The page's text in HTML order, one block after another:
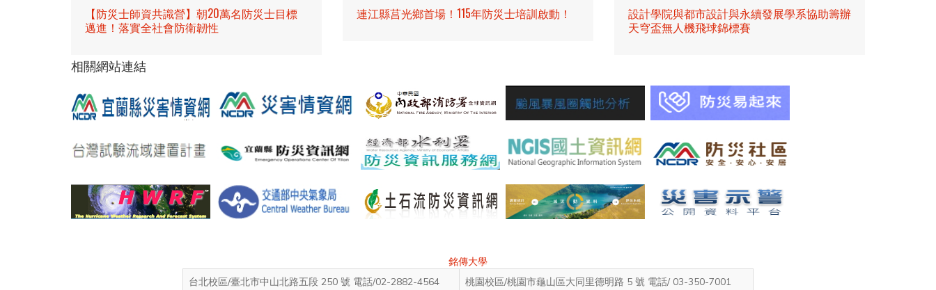
【防災士師資共識營】朝20萬名防災士目標
邁進！落實全社會防衛韌性
連江縣莒光鄉首場！115年防災士培訓啟動！
設計學院與都市設計與永續發展學系協助籌辦
天穹盃無人機飛球錦標賽
相關網站連結
銘傳大學
台北校區/臺北市中山北路五段 250 號 電話/02-2882-4564
桃園校區/桃園市龜山區大同里德明路 5 號 電話/ 03-350-7001